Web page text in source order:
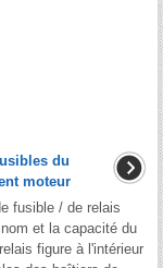
du
moteur
fusible / de relais
et la capacité du
figure à l'intérieur